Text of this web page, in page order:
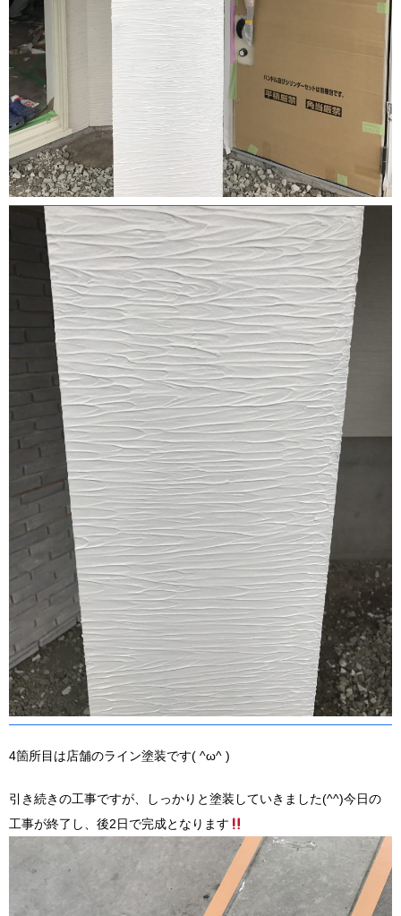
4箇所目は店舗のライン塗装です( ^ω^ )
引き続きの工事ですが、しっかりと塗装していきました(^^)今日の
工事が終了し、後2日で完成となります